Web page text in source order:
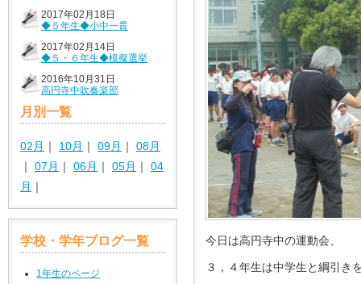
2017年02月18日
◆５年生◆小中一貫
2017年02月14日
◆５・６年生◆模擬選挙
2016年10月31日
高円寺中吹奏楽部
月別一覧
02月 ｜ 10月 ｜ 09月 ｜ 08月
｜ 07月 ｜ 06月 ｜ 05月 ｜ 04
月 ｜
学校・学年ブログ一覧
1年生のページ
今日は高円寺中の運動会、
３，４年生は中学生と綱引き